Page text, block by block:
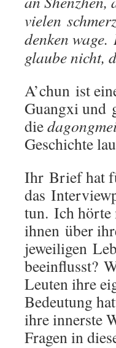
vielen
denken
glaube nicht,
A’chun ist
Guangxi und
die
Geschichte
Ihr Brief hat
das
tun. Ich hörte
ihnen über
jeweiligen
beeinflusst?
Leuten ihre
Bedeutung
ihre innerste
Fragen in